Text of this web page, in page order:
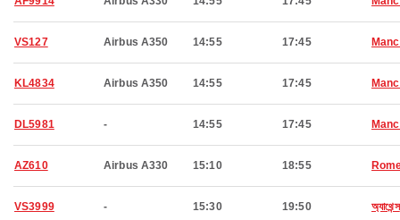
VS127 Airbus A350 14:55 17:45
KL4834 Airbus A350 14:55 17:45
DL5981 - 14:55 17:45
AZ610 Airbus A330 15:10 18:55
VS3999 - 15:30 19:50 অ্যাথেন্স